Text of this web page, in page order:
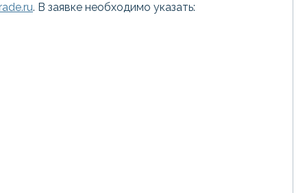
. В заявке необходимо указать: